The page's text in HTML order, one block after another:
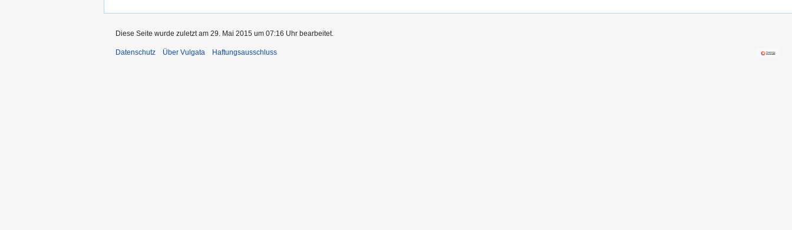
Diese Seite wurde zuletzt am 29. Mai 2015 um 07:16 Uhr bearbeitet.
Datenschutz Über Vulgata Haftungsausschluss